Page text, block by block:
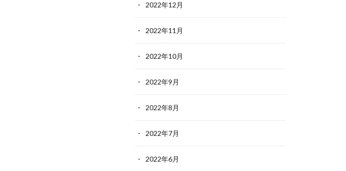
2022年12月
2022年11月
2022年10月
2022年9月
2022年8月
2022年7月
2022年6月